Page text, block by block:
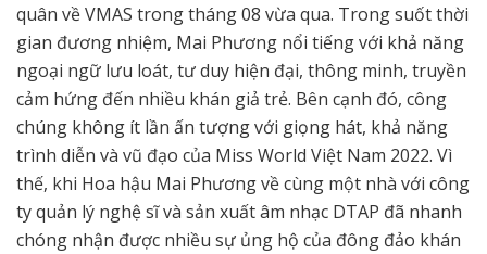
quân về VMAS trong tháng 08 vừa qua. Trong suốt thời
gian đương nhiệm, Mai Phương nổi tiếng với khả năng
ngoại ngữ lưu loát, tư duy hiện đại, thông minh, truyền
cảm hứng đến nhiều khán giả trẻ. Bên cạnh đó, công
chúng không ít lần ấn tượng với giọng hát, khả năng
trình diễn và vũ đạo của Miss World Việt Nam 2022. Vì
thế, khi Hoa hậu Mai Phương về cùng một nhà với công
ty quản lý nghệ sĩ và sản xuất âm nhạc DTAP đã nhanh
chóng nhận được nhiều sự ủng hộ của đông đảo khán